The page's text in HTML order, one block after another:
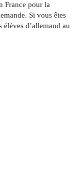
France pour la
Si vous êtes
d’allemand au